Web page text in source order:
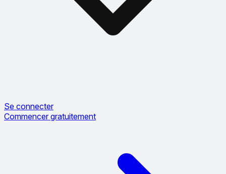
Se connecter
Commencer gratuitement